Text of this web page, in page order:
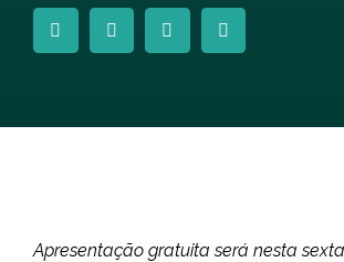
Apresentação gratuita será nesta